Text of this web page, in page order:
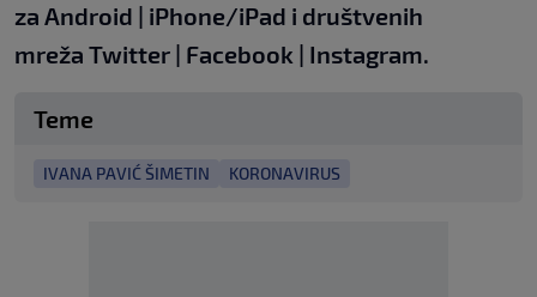
za Android | iPhone/iPad i društvenih
mreža Twitter | Facebook | Instagram.
Teme
IVANA PAVIĆ ŠIMETIN KORONAVIRUS